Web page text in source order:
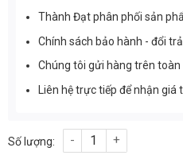
Thành Đạt phân phối sản
Chính sách bảo hành - đổi
Chúng tôi gửi hàng trên toàn
Liên hệ trực tiếp để nhận giá
Đèn đường lá công suất 250W